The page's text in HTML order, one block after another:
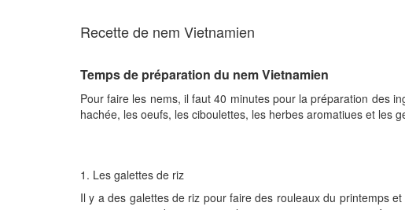
Recette de nem Vietnamien
Temps de préparation du nem Vietnamien
Pour faire les nems, il faut 40 minutes pour la préparation des
hachée, les oeufs, les ciboulettes, les herbes aromatiues et les
1. Les galettes de riz
Il y a des galettes de riz pour faire des rouleaux du printemps